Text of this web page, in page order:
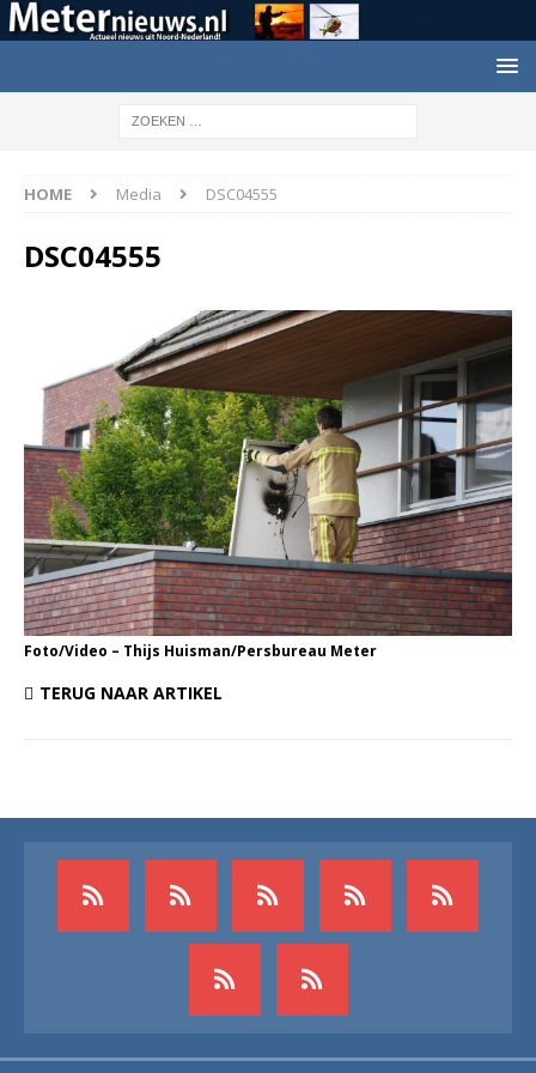
HOME Media DSC04555
DSC04555
Foto/Video – Thijs Huisman/Persbureau Meter
TERUG NAAR ARTIKEL